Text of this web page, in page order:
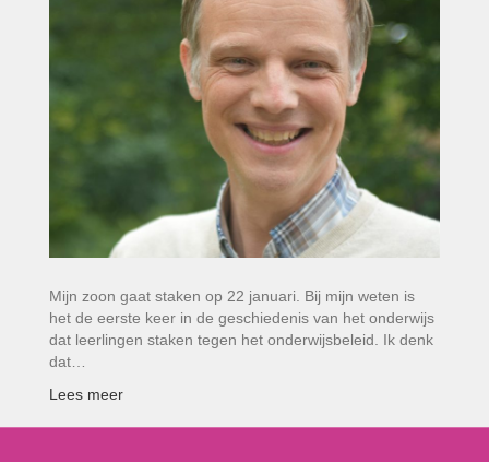
Mijn zoon gaat staken op 22 januari. Bij mijn weten is
het de eerste keer in de geschiedenis van het onderwijs
dat leerlingen staken tegen het onderwijsbeleid. Ik denk
dat…
Lees meer